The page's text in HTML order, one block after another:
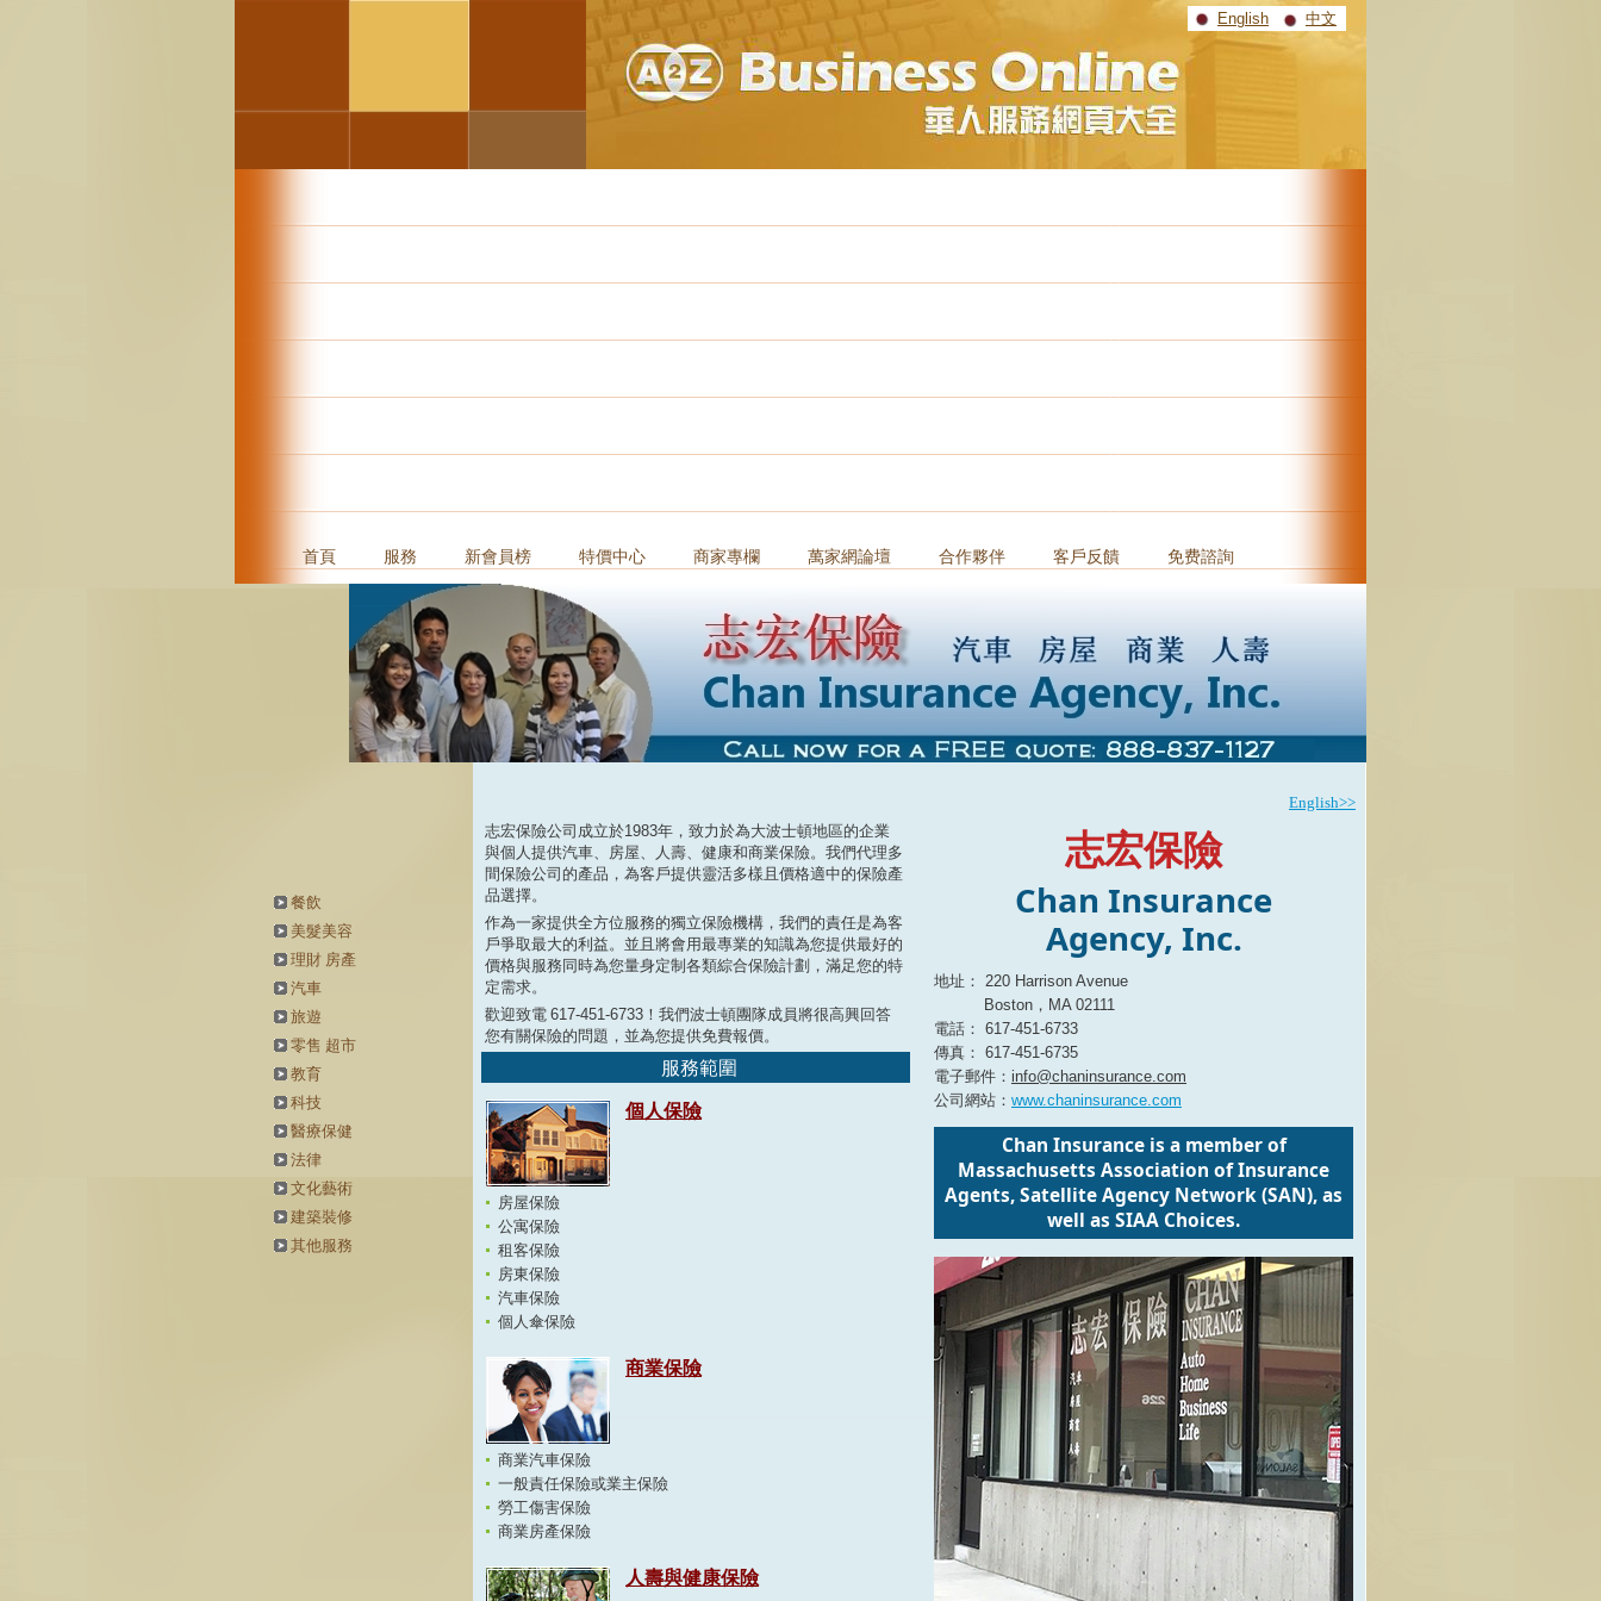
English 中文
首頁 服務 新會員榜 特價中心 商家專欄 萬家網論壇 合作夥伴 客戶反饋 免费諮詢
餐飲
美髮美容
理財 房產
汽車
旅遊
零售 超市
教育
科技
醫療保健
法律
文化藝術
建築裝修
其他服務
English>>
志宏保險公司成立於1983年，致力於為大波士頓地區的企業
與個人提供汽車、房屋、人壽、健康和商業保險。我們代理多
間保險公司的產品，為客戶提供靈活多樣且價格適中的保險產
品選擇。
作為一家提供全方位服務的獨立保險機構，我們的責任是為客
戶爭取最大的利益。並且將會用最專業的知識為您提供最好的
價格與服務同時為您量身定制各類綜合保險計劃，滿足您的特
定需求。
歡迎致電 617-451-6733 ！我們波士頓團隊成員將很高興回答
您有關保險的問題，並為您提供免費報價。
服務範圍
個人保險
房屋保險
公寓保險
租客保險
房東保險
汽車保險
個人傘保險
商業保險
商業汽車保險
一般責任保險或業主保險
勞工傷害保險
商業房產保險
人壽與健康保險
志宏保險
Chan Insurance
Agency, Inc.
地址： 220 Harrison Avenue
Boston，MA 02111
電話： 617-451-6733
傳真： 617-451-6735
電子郵件： info@chaninsurance.com
公司網站： www.chaninsurance.com
Chan Insurance is a member of
Massachusetts Association of Insurance
Agents, Satellite Agency Network (SAN), as
well as SIAA Choices.